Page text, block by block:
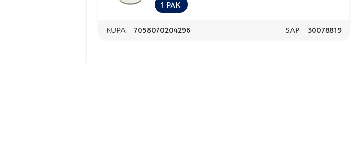
1 PAK
KUPA 7058070204296 SAP 30078819